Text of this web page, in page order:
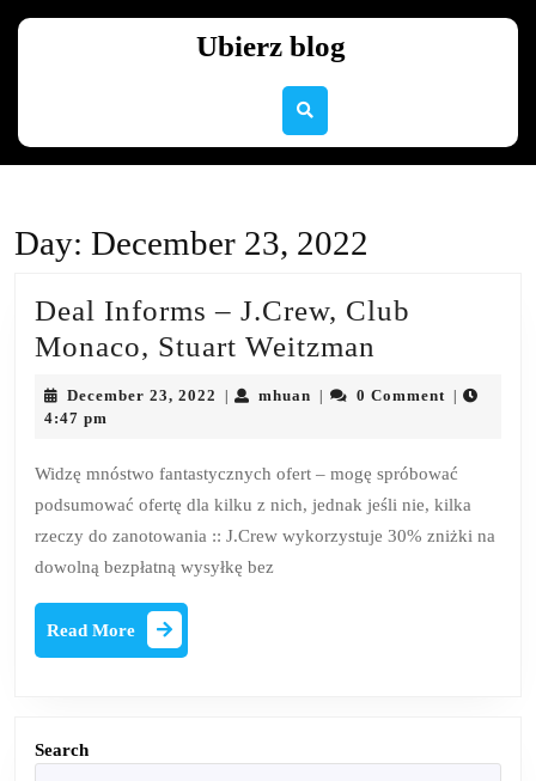
Ubierz blog
Day: December 23, 2022
Deal Informs – J.Crew, Club
Monaco, Stuart Weitzman
Informs
Club
Monaco,
December 23, 2022 December
mhuan mhuan0 Comment
4:47 pm
Widzę mnóstwo fantastycznych ofert – mogę spróbować
podsumować ofertę dla kilku z nich, jednak jeśli nie, kilka
rzeczy do zanotowania :: J.Crew wykorzystuje 30% zniżki na
dowolną bezpłatną wysyłkę bez
Read More
More
Search